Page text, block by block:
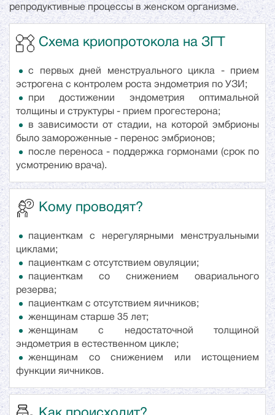
репродуктивные процессы в женском организме.
Схема криопротокола на ЗГТ
с первых дней менструального цикла - прием
эстрогена с контролем роста эндометрия по УЗИ;
при достижении эндометрия оптимальной
толщины и структуры - прием прогестерона;
в зависимости от стадии, на которой эмбрионы
было замороженные - перенос эмбрионов;
после переноса - поддержка гормонами (срок по
усмотрению врача).
Кому проводят?
пациенткам с нерегулярными менструальными
циклами;
пациенткам с отсутствием овуляции;
пациенткам со снижением овариального
резерва;
пациенткам с отсутствием яичников;
женщинам старше 35 лет;
женщинам с недостаточной толщиной
эндометрия в естественном цикле;
женщинам со снижением или истощением
функции яичников.